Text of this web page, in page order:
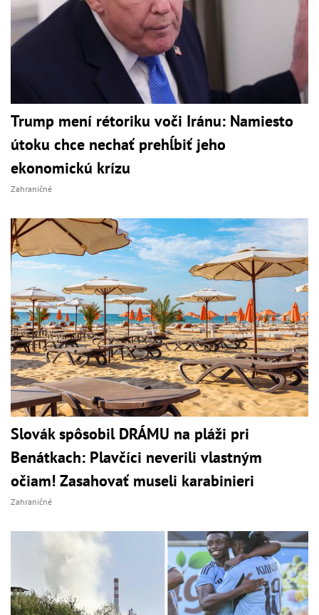
Trump mení rétoriku voči Iránu: Namiesto
útoku chce nechať prehĺbiť jeho
ekonomickú krízu
Zahraničné
Slovák spôsobil DRÁMU na pláži pri
Benátkach: Plavčíci neverili vlastným
očiam! Zasahovať museli karabinieri
Zahraničné